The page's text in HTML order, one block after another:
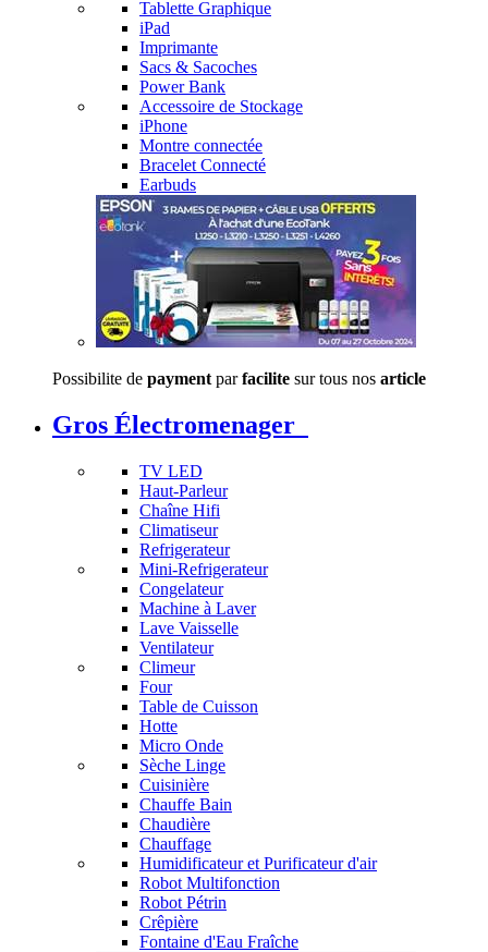
Tablette Graphique
iPad
Imprimante
Sacs & Sacoches
Power Bank
Accessoire de Stockage
iPhone
Montre connectée
Bracelet Connecté
Earbuds
Possibilite de payment parfacilite sur tous nos article
Gros Électromenager
TV LED
Haut-Parleur
Chaîne Hifi
Climatiseur
Refrigerateur
Mini-Refrigerateur
Congelateur
Machine à Laver
Lave Vaisselle
Ventilateur
Climeur
Four
Table de Cuisson
Hotte
Micro Onde
Sèche Linge
Cuisinière
Chauffe Bain
Chaudière
Chauffage
Humidificateur et Purificateur d'air
Robot Multifonction
Robot Pétrin
Crêpière
Fontaine d'Eau Fraîche